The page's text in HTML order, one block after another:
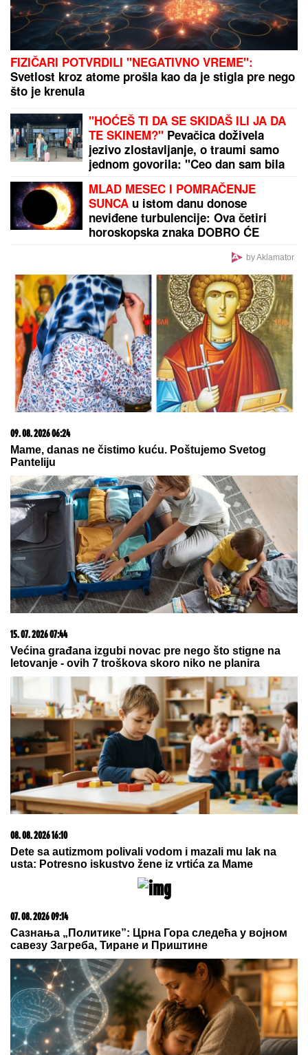
NAKON NEUSPEŠNIH POKUŠAJA"
Voditeljka sa mužem slavi 16 godina
braka: "Dovoljni smo jedno drugom"
KRVAVI EVRIDok su Milica i Marko mučili pekara
(73) tokom intimnog odnosa, Martina (30) je u
BLOKIRAN METRO U BUDIMPEŠTI:
Evo ko je odgovoran za zastoj na
"M2 liniji" (VIDEO)
Knežević: Verujem da će Nikšić
otpriznati takozvano Kosovo